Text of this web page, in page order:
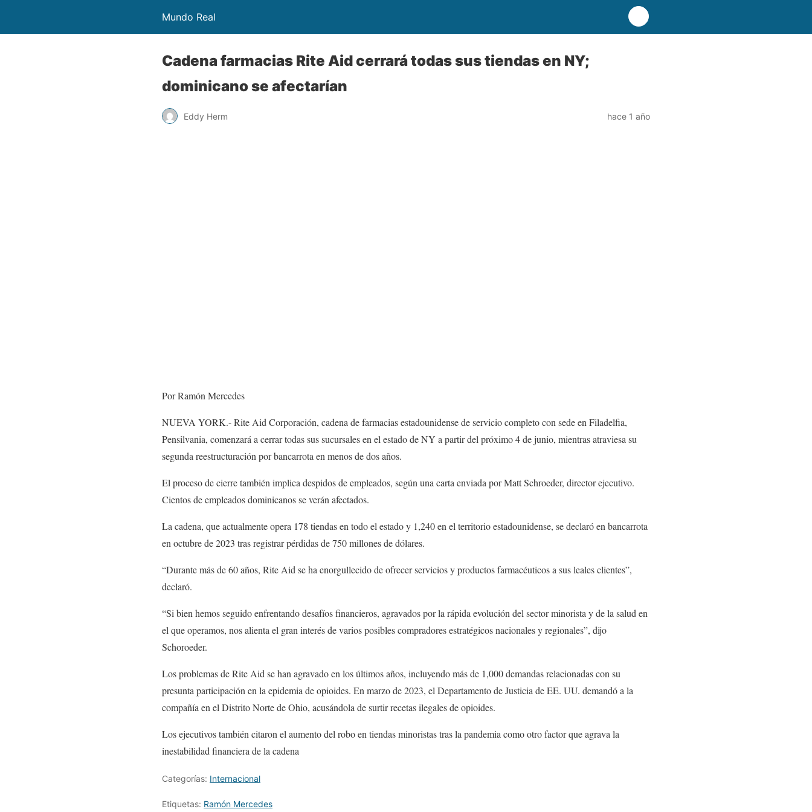
Mundo Real
Cadena farmacias Rite Aid cerrará todas sus tiendas en NY;
dominicano se afectarían
Eddy Herm hace 1 año
Por Ramón Mercedes
NUEVA YORK.- Rite Aid Corporación, cadena de farmacias estadounidense de servicio completo con sede en Filadelfia,
Pensilvania, comenzará a cerrar todas sus sucursales en el estado de NY a partir del próximo 4 de junio, mientras atraviesa su
segunda reestructuración por bancarrota en menos de dos años.
El proceso de cierre también implica despidos de empleados, según una carta enviada por Matt Schroeder, director ejecutivo.
Cientos de empleados dominicanos se verán afectados.
La cadena, que actualmente opera 178 tiendas en todo el estado y 1,240 en el territorio estadounidense, se declaró en bancarrota
en octubre de 2023 tras registrar pérdidas de 750 millones de dólares.
“Durante más de 60 años, Rite Aid se ha enorgullecido de ofrecer servicios y productos farmacéuticos a sus leales clientes”,
declaró.
“Si bien hemos seguido enfrentando desafíos financieros, agravados por la rápida evolución del sector minorista y de la salud en
el que operamos, nos alienta el gran interés de varios posibles compradores estratégicos nacionales y regionales”, dijo
Schoroeder.
Los problemas de Rite Aid se han agravado en los últimos años, incluyendo más de 1,000 demandas relacionadas con su
presunta participación en la epidemia de opioides. En marzo de 2023, el Departamento de Justicia de EE. UU. demandó a la
compañía en el Distrito Norte de Ohio, acusándola de surtir recetas ilegales de opioides.
Los ejecutivos también citaron el aumento del robo en tiendas minoristas tras la pandemia como otro factor que agrava la
inestabilidad financiera de la cadena
Categorías: Internacional
Etiquetas: Ramón Mercedes